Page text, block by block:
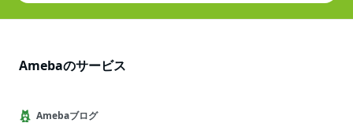
Amebaのサービス
Amebaブログ